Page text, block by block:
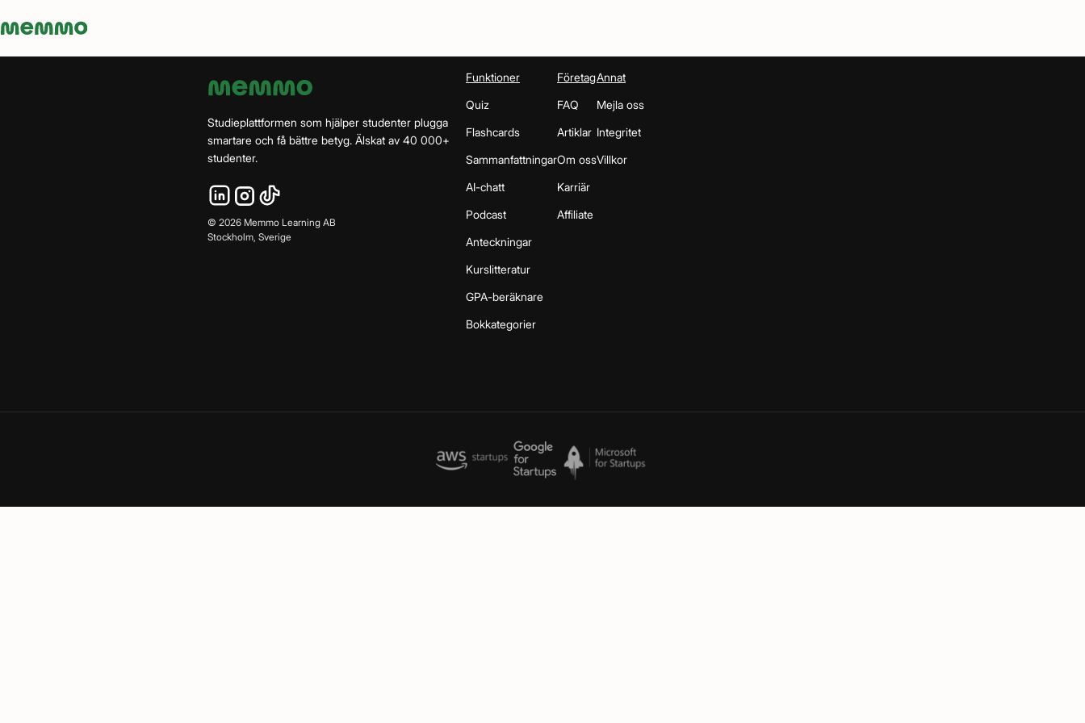
Memmo - AI-verktyg och digital kurslitteratur
Studieplattformen som hjälper studenter plugga
smartare och få bättre betyg. Älskat av 40 000+
studenter.
© 2026 Memmo Learning AB
Stockholm, Sverige
Funktioner
Quiz
Flashcards
Sammanfattningar
AI-chatt
Podcast
Anteckningar
Kurslitteratur
GPA-beräknare
Bokkategorier
Företag
FAQ
Artiklar
Om oss
Karriär
Affiliate
Annat
Mejla oss
Integritet
Villkor